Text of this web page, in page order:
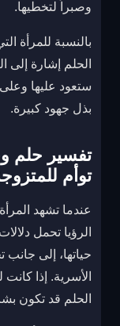
وصبراً لتخطيها.
بالنسبة للمرأة
الحلم إشارة إلى
ستعود عليها
بذل جهود كبيرة.
تفسير حلم
توأم
عندما تشهد
الرؤيا تحمل
حياتها، إلى جانب
الأسرية. إذا
الحلم قد تكون